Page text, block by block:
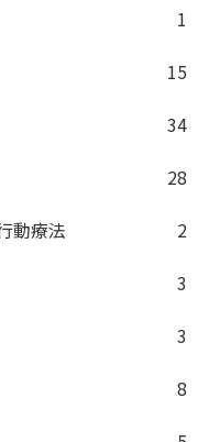
1
15
34
28
動療法
2
3
3
8